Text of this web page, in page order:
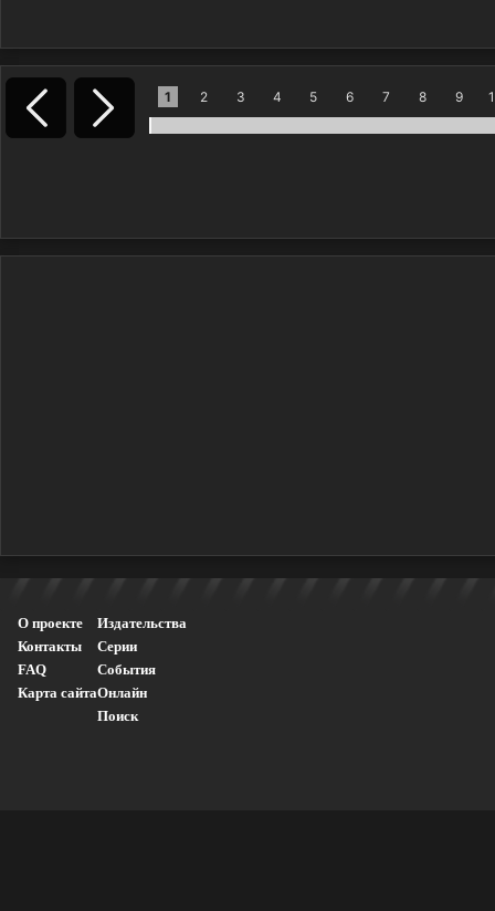
1 2 3 4 5 6 7 8 9
О проекте
Контакты
FAQ
Карта сайта
Издательства
Серии
События
Онлайн
Поиск